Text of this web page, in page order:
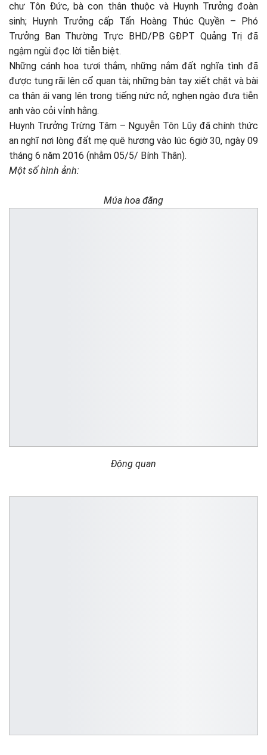
chư Tôn Đức, bà con thân thuộc và Huynh Trưởng đoàn
sinh; Huynh Trưởng cấp Tấn Hoàng Thúc Quyền – Phó
Trưởng Ban Thường Trực BHD/PB GĐPT Quảng Trị đã
ngậm ngùi đọc lời tiễn biệt.
Những cánh hoa tươi thắm, những nắm đất nghĩa tình đã
được tung rãi lên cổ quan tài; những bàn tay xiết chặt và bài
ca thân ái vang lên trong tiếng nức nở, nghẹn ngào đưa tiễn
anh vào cỏi vỉnh hằng.
Huynh Trưởng Trừng Tâm – Nguyễn Tôn Lũy đã chính thức
an nghĩ nơi lòng đất mẹ quê hương vào lúc 6giờ 30, ngày 09
tháng 6 năm 2016 (nhằm 05/5/ Bính Thân).
Một số hình ảnh:
Múa hoa đăng
Động quan